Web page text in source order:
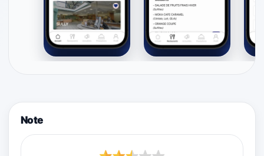
Note